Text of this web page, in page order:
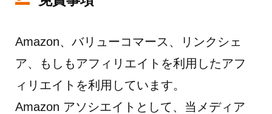
Amazon、バリューコマース、リンクシェ
ア、もしもアフィリエイトを利用したアフ
ィリエイトを利用しています。
Amazon アソシエイトとして、当メディア